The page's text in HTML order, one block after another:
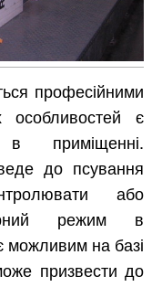
професійними
є
в приміщенні.
до псування
або
режим в
можливим на базі
призвести до